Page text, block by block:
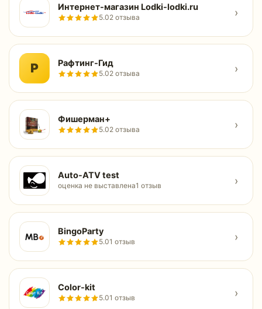
Интернет-магазин Lodki-lodki.ru
5.02 отзыва ›
Р Рафтинг-Гид
5.02 отзыва ›
Фишерман+
5.02 отзыва ›
Auto-ATV test
оценка не выставлена1 отзыв ›
BingoParty
5.01 отзыв ›
Color-kit
5.01 отзыв ›